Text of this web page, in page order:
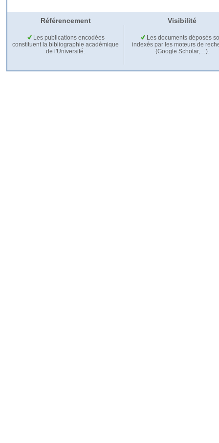
Référencement Visibilité
Les publications encodées
constituent la bibliographie académique
de l'Université.
Les documents déposés
indexés par les moteurs de
(Google Scholar,…).